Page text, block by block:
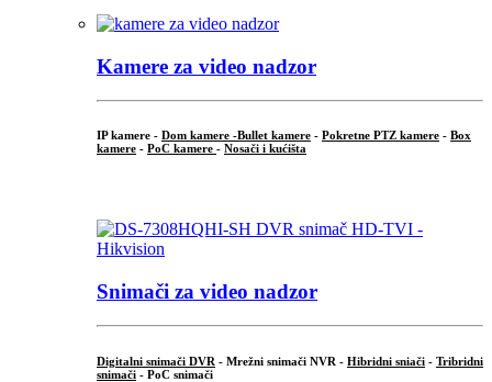
Kamere za video nadzor
IP kamere - Dom kamere -Bullet kamere - Pokretne PTZ kamere - Box
kamere - PoC kamere - Nosači i kućišta
Snimači za video nadzor
Digitalni snimači DVR - Mrežni snimači NVR - Hibridni sniači - Tribridni
snimači - PoC snimači